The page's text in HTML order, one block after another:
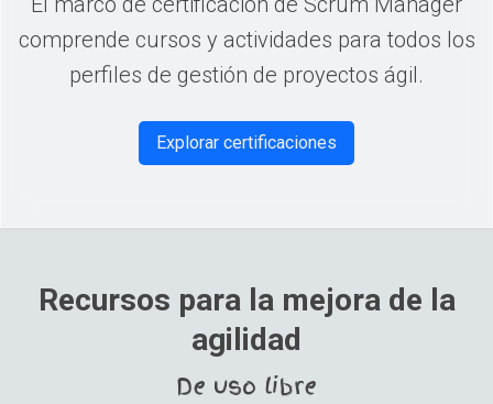
comprende cursos y actividades para todos los
perfiles de gestión de proyectos ágil.
Explorar certificaciones
Recursos para la mejora de la
agilidad
De uso libre